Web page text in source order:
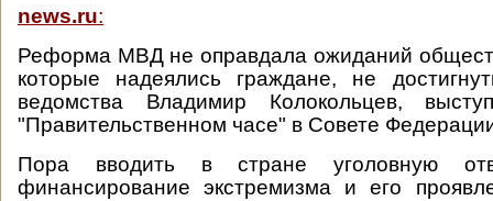
news.ru:
Реформа МВД не оправдала ожиданий
которые надеялись граждане, не
ведомства Владимир Колокольцев,
"Правительственном часе" в Совете
Пора вводить в стране уголовную
финансирование экстремизма и его